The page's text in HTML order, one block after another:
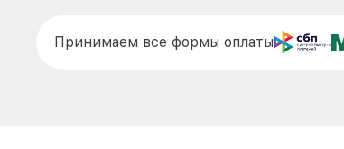
Принимаем все формы оплаты